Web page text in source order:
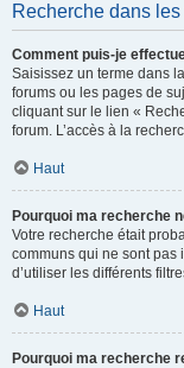
Recherche dans
Comment puis-je
Saisissez un terme dans
forums ou les pages de
cliquant sur le lien «
forum. L’accès à la
Haut
Pourquoi ma recherche
Votre recherche était
communs qui ne sont pas
d’utiliser les différents
Haut
Pourquoi ma recherche